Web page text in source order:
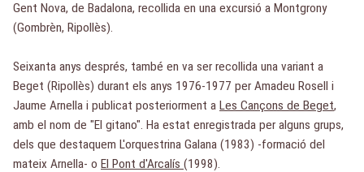
Gent Nova, de Badalona, recollida en una excursió a Montgrony
(Gombrèn, Ripollès).
Seixanta anys després, també en va ser recollida una variant a
Beget (Ripollès) durant els anys 1976-1977 per Amadeu Rosell i
Jaume Arnella i publicat posteriorment a Les Cançons de Beget,
amb el nom de "El gitano". Ha estat enregistrada per alguns grups,
dels que destaquem L'orquestrina Galana (1983) -formació del
mateix Arnella- o El Pont d'Arcalís (1998).